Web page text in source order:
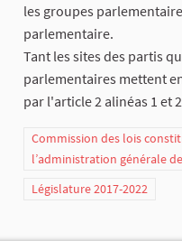
les groupes
parlementaire.
Tant les sites des partis
parlementaires mettent
par l'article 2 alinéas 1 et
Commission des lois
l’administration générale
Législature 2017-2022